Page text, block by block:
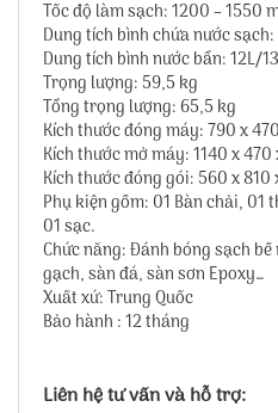
Tốc độ làm sạch: 1200 – 1550
Dung tích bình chứa nước sạch:
Dung tích bình nước bẩn: 12L/
Trọng lượng: 59,5 kg
Tổng trọng lượng: 65,5 kg
Kích thước đóng máy: 790 x
Kích thước mở máy: 1140 x 470
Kích thước đóng gói: 560 x
Phụ kiện gồm: 01 Bàn chải, 01
01 sạc.
Chức năng: Đánh bóng sạch
gạch, sàn đá, sàn sơn Epoxy…
Xuất xứ: Trung Quốc
Bảo hành : 12 tháng
Liên hệ tư vấn và hỗ trợ: